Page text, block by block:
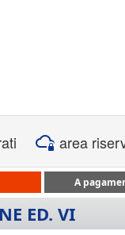
area
A
ED. VI